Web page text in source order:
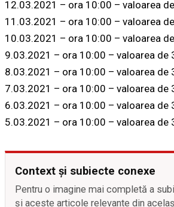
12.03.2021 – ora 10:00 – valoarea
11.03.2021 – ora 10:00 – valoarea
10.03.2021 – ora 10:00 – valoarea
9.03.2021 – ora 10:00 – valoarea de
8.03.2021 – ora 10:00 – valoarea de
7.03.2021 – ora 10:00 – valoarea de
6.03.2021 – ora 10:00 – valoarea de
5.03.2021 – ora 10:00 – valoarea de
Context și subiecte conexe
Pentru o imagine mai completă a
și aceste articole relevante din